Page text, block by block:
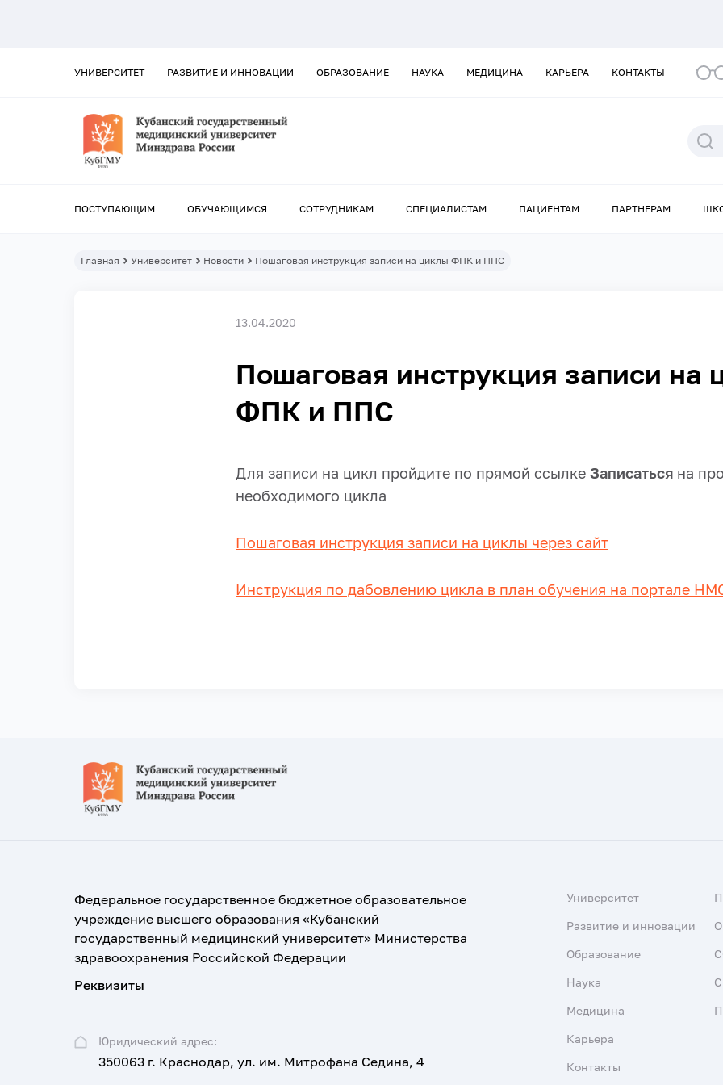
УНИВЕРСИТЕТ РАЗВИТИЕ И ИННОВАЦИИ ОБРАЗОВАНИЕ НАУКА МЕДИЦИНА КАРЬЕРА КОНТАКТЫ
ПОСТУПАЮЩИМ ОБУЧАЮЩИМСЯ СОТРУДНИКАМ СПЕЦИАЛИСТАМ ПАЦИЕНТАМ ПАРТНЕРАМ
Главная Университет Новости Пошаговая инструкция записи на циклы ФПК и ППС
13.04.2020
Пошаговая инструкция записи на
ФПК и ППС
Для записи на цикл пройдите по прямой ссылке Записаться на
необходимого цикла
Пошаговая инструкция записи на циклы через сайт
Инструкция по дабовлению цикла в план обучения на портале
Федеральное государственное бюджетное образовательное
учреждение высшего образования «Кубанский
государственный медицинский университет» Министерства
здравоохранения Российской Федерации
Реквизиты
Юридический адрес:
350063 г. Краснодар, ул. им. Митрофана Седина, 4
Университет
Развитие и инновации
Образование
Наука
Медицина
Карьера
Контакты